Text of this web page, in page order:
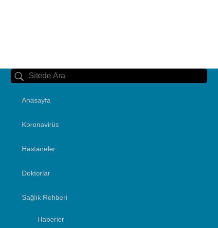
Anasayfa
Koronavirüs
Hastaneler
Doktorlar
Sağlık Rehberi
Haberler